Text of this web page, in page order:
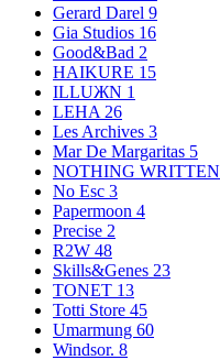
Gerard Darel 9
Gia Studios 16
Good&Bad 2
HAIKURE 15
ILLUЖN 1
LEHA 26
Les Archives 3
Mar De Margaritas 5
NOTHING WRITTEN
No Esc 3
Papermoon 4
Precise 2
R2W 48
Skills&Genes 23
TONET 13
Totti Store 45
Umarmung 60
Windsor. 8